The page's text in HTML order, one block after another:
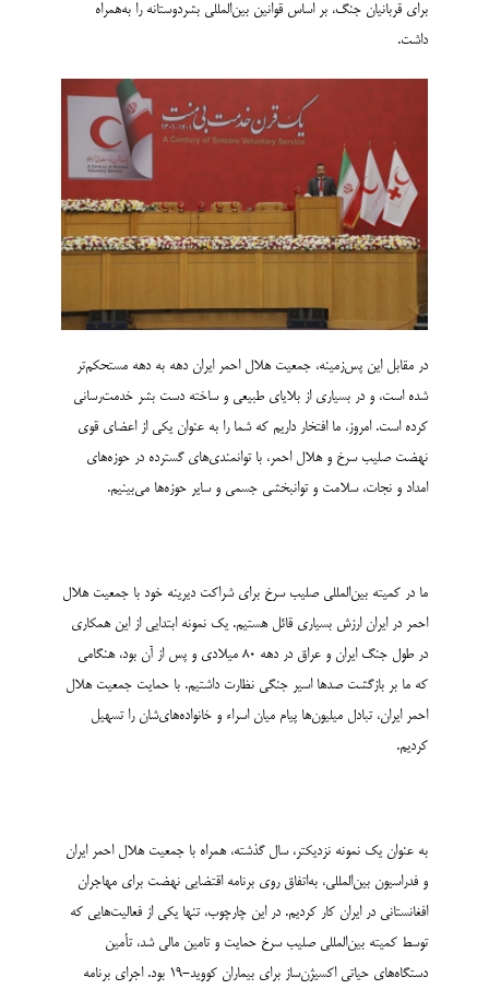
برای قربانیان جنگ، بر اساس قوانین بین‌المللی بشردوستانه را به‌همراه
داشت.
در مقابل این پس‌­زمینه، جمعیت هلال احمر ایران دهه به دهه مستحکم­‌تر
شده است، و در بسیاری از بلایای طبیعی و ساخته دست بشر خدمت­‌رسانی
کرده است. امروز، ما افتخار داریم که شما را به عنوان یکی از اعضای قوی
نهضت صلیب سرخ و هلال احمر، با توانمندی‌­های گسترده در حوزه‌­های
امداد و نجات، سلامت و توانبخشی جسمی و سایر حوزه­‌ها می‌­بینیم.
ما در کمیته بین‌المللی صلیب سرخ برای شراکت دیرینه خود با جمعیت هلال
احمر در ایران ارزش بسیاری قائل هستیم. یک نمونه ابتدایی از این همکاری
در طول جنگ ایران و عراق در دهه 80 میلادی و پس از آن بود، هنگامی
که ما بر بازگشت صدها اسیر جنگی نظارت داشتیم. با حمایت جمعیت هلال
احمر ایران، تبادل میلیون‌ها پیام میان اسراء و خانواده‌های‌شان را تسهیل
کردیم.
به عنوان یک نمونه نزدیک­تر، سال گذشته، همراه با جمعیت هلال احمر ایران
و فدراسیون بین­‌المللی، به‌اتفاق روی برنامه اقتضایی نهضت برای مهاجران
افغانستانی در ایران کار کردیم. در این چارچوب، تنها یکی از فعالیت‌هایی که
توسط کمیته بین‌المللی صلیب سرخ حمایت و تامین مالی شد، تأمین
دستگاه‌های حیاتی اکسیژن‌­ساز برای بیماران کووید-19 بود. اجرای برنامه